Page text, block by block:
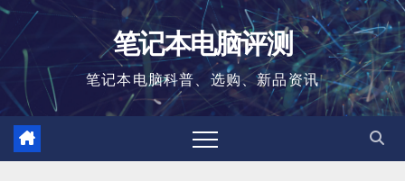
跳
至
笔记本电脑评测
笔记本电脑科普、选购、新品资讯